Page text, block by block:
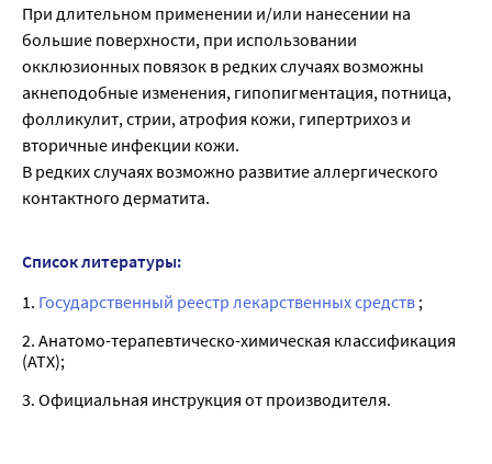
При длительном применении и/или нанесении на
большие поверхности, при использовании
окклюзионных повязок в редких случаях возможны
акнеподобные изменения, гипопигментация, потница,
фолликулит, стрии, атрофия кожи, гипертрихоз и
вторичные инфекции кожи.
В редких случаях возможно развитие аллергического
контактного дерматита.
Список литературы:
1. Государственный реестр лекарственных средств ;
2. Анатомо-терапевтическо-химическая классификация
(ATX);
3. Официальная инструкция от производителя.